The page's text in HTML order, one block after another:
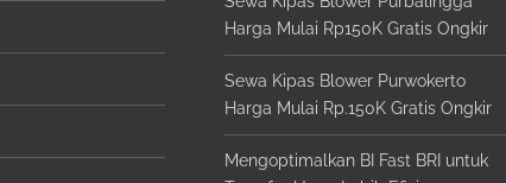
Harga Mulai Rp150K Gratis Ongkir
Sewa Kipas Blower Purwokerto
Harga Mulai Rp.150K Gratis Ongkir
Mengoptimalkan BI Fast BRI untuk